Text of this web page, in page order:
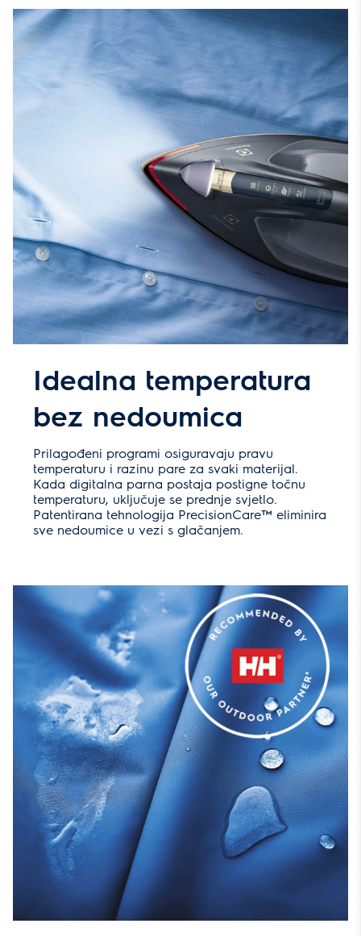
Idealna temperatura
bez nedoumica
Prilagođeni programi osiguravaju pravu
temperaturu i razinu pare za svaki materijal.
Kada digitalna parna postaja postigne točnu
temperaturu, uključuje se prednje svjetlo.
Patentirana tehnologija PrecisionCare™ eliminira
sve nedoumice u vezi s glačanjem.